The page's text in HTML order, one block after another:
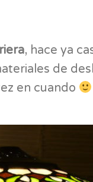
, hace ya
de
en cuando